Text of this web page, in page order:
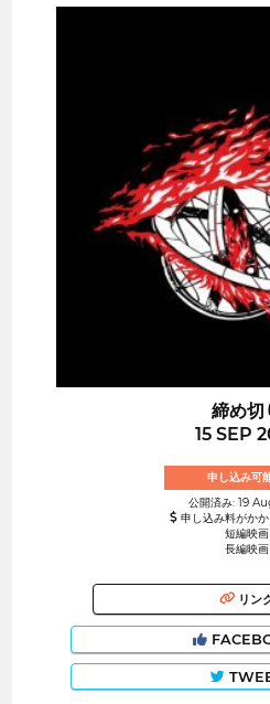
締め切
15 SEP
申し込み可
公開済み: 19
申し込み料がかか
短編映画
長編映画
リン